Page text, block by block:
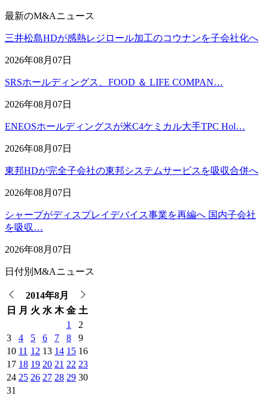
最新のM&Aニュース
三井松島HDが感熱レジロール加工のコウナンを子会社化へ
2026年08月07日
SRSホールディングス、FOOD ＆ LIFE COMPAN…
2026年08月07日
ENEOSホールディングスが米C4ケミカル大手TPC Hol…
2026年08月07日
東邦HDが完全子会社の東邦システムサービスを吸収合併へ
2026年08月07日
シャープがディスプレイデバイス事業を再編へ 国内子会社
を吸収…
2026年08月07日
日付別M&Aニュース
2014年8月
日
月 火 水 木 金 土
1
2
3
4 5 6 7 8
9
10 11 12 13 14 15 16
17 18 19 20 21 22 23
24 25 26 27 28 29 30
31